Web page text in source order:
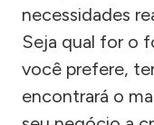
necessidades
Seja qual for o
você prefere,
encontrará o